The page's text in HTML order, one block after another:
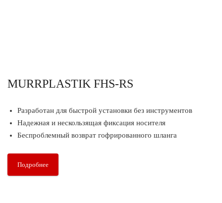
MURRPLASTIK FHS-RS
Разработан для быстрой установки без инструментов
Надежная и нескользящая фиксация носителя
Беспроблемный возврат гофрированного шланга
Подробнее